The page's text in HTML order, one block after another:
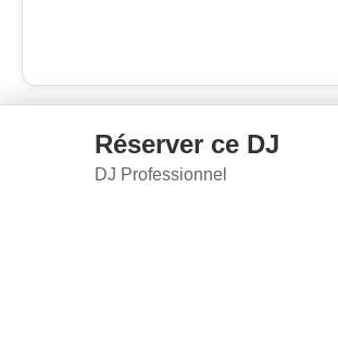
Réserver ce DJ
DJ Professionnel